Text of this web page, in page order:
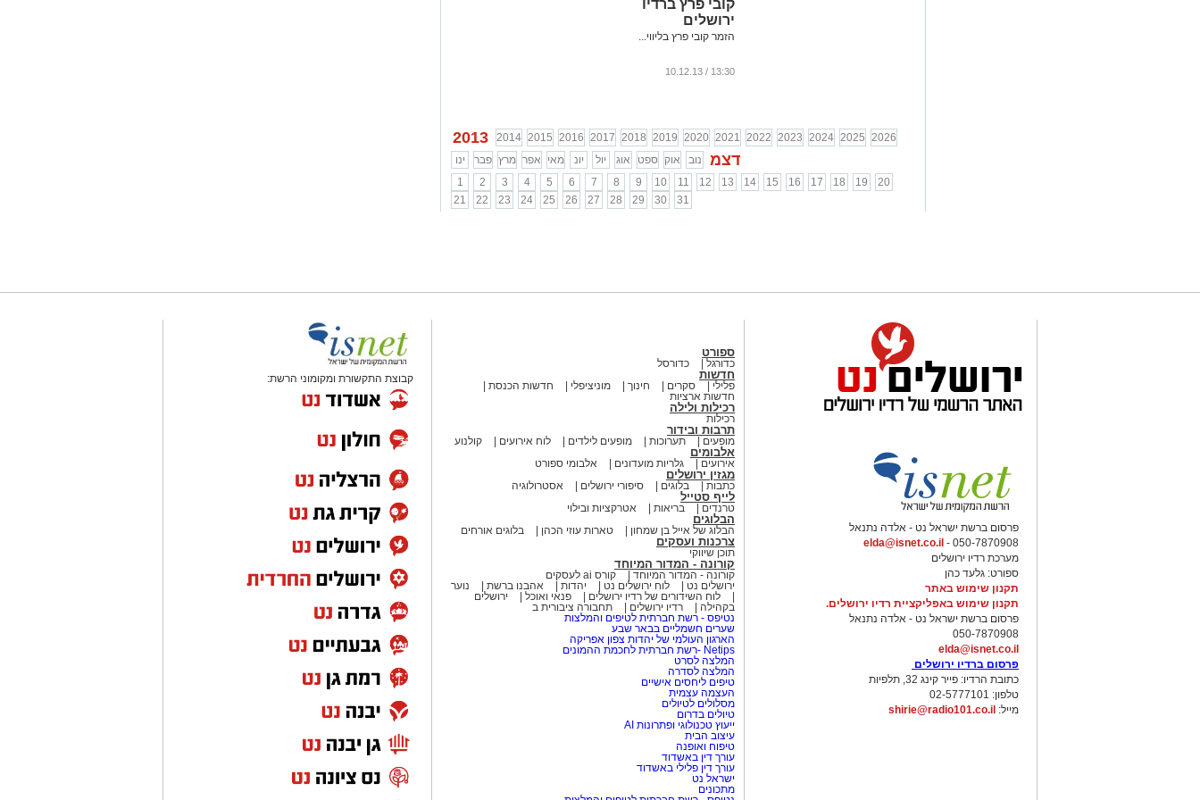
קובי פרץ ברדיו
ירושלים
הזמר קובי פרץ בליווי...
13:30 / 10.12.13
2013 2014 2015 2016 2017 2018 2019 2020 2021 2022 2023 2024 2025 2026
ינו
פבר מרץ אפר מאי יונ יול אוג ספט אוק נוב דצמ
1 2 3 4 5 6 7 8 9 10 11 12 13 14 15 16 17 18 19
20
21
22 23 24 25 26 27 28 29 30 31
פרסום ברשת ישראל נט - אלדה נתנאל
050-7870908 -
elda@isnet.co.il
מערכת רדיו ירושלים
ספורט: גלעד כהן
תקנון שימוש באתר
תקנון שימוש באפליקציית רדיו ירושלים.
פרסום ברשת ישראל נט - אלדה נתנאל
050-7870908
elda@isnet.co.il
פרסום ברדיו ירושלים
כתובת הרדיו: פייר קינג 32, תלפיות
טלפון: 02-5777101
מייל: shirie@radio101.co.il
ספורט
כדורגל כדורסל
חדשות
פלילי סקרים חינוך מוניציפלי
חדשות הכנסת
חדשות ארציות
רכילות ולילה
רכילות
תרבות ובידור
מופעים תערוכות מופעים לילדים לוח אירועים קולנוע
אלבומים
אירועים גלריות מועדונים אלבומי ספורט
מגזין ירושלים
כתבות בלוגים סיפורי ירושלים אסטרולוגיה
לייף סטייל
טרנדים בריאות אטרקציות ובילוי
הבלוגים
הבלוג של אייל בן שמחון טארות עוזי הכהן בלוגים אורחים
צרכנות ועסקים
תוכן שיווקי
קורונה - המדור המיוחד
קורונה - המדור המיוחד
קורס ai לעסקים
ירושלים נט
לוח ירושלים נט יהדות אהבנו ברשת
נוער
לוח השידורים של רדיו ירושלים
פנאי ואוכל
ירושלים
בקהילה
רדיו ירושלים
תחבורה ציבורית ב
נטיפס - רשת חברתית לטיפים והמלצות
שערים חשמליים בבאר שבע
הארגון העולמי של יהדות צפון אפריקה
Netips -רשת חברתית לחכמת ההמונים
המלצה לסרט
המלצה לסדרה
טיפים ליחסים אישיים
העצמה עצמית
מסלולים לטיולים
טיולים בדרום
ייעוץ טכנולוגי ופתרונות AI
עיצוב הבית
טיפוח ואופנה
עורך דין באשדוד
עורך דין פלילי באשדוד
ישראל נט
מתכונים
קבוצת התקשורת ומקומוני הרשת: